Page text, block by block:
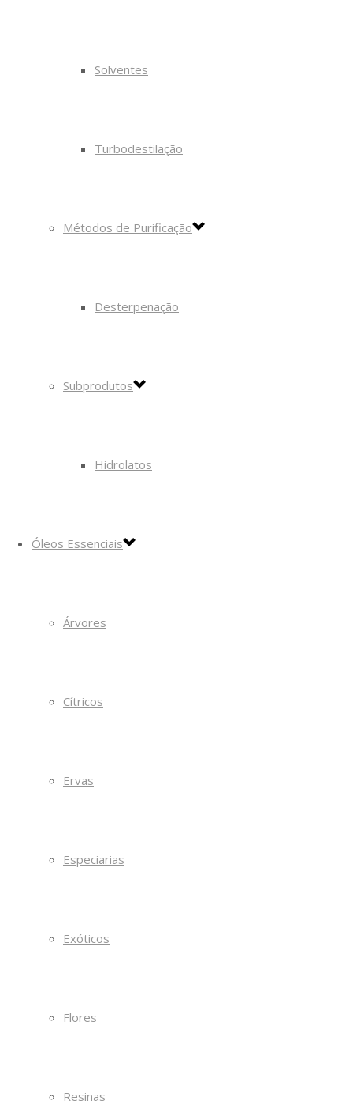
Solventes
Turbodestilação
Métodos de Purificação
Desterpenação
Subprodutos
Hidrolatos
Óleos Essenciais
Árvores
Cítricos
Ervas
Especiarias
Exóticos
Flores
Resinas